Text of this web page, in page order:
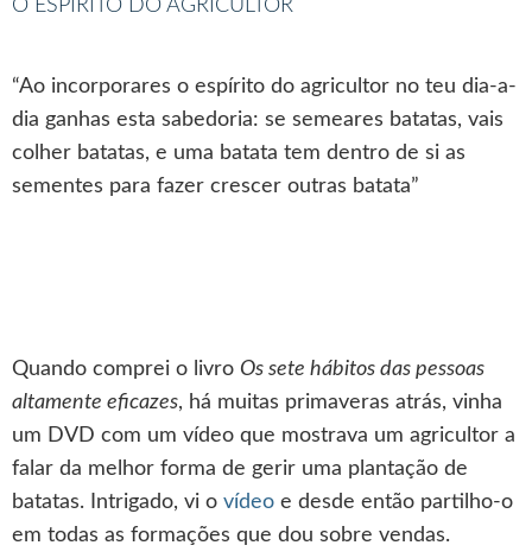
O ESPÍRITO DO AGRICULTOR
“Ao incorporares o espírito do agricultor no teu dia-a-
dia ganhas esta sabedoria: se semeares batatas, vais
colher batatas, e uma batata tem dentro de si as
sementes para fazer crescer outras batata”
Quando comprei o livro Os sete hábitos das pessoas
altamente eficazes, há muitas primaveras atrás, vinha
um DVD com um vídeo que mostrava um agricultor a
falar da melhor forma de gerir uma plantação de
batatas. Intrigado, vi o vídeo e desde então partilho-o
em todas as formações que dou sobre vendas.